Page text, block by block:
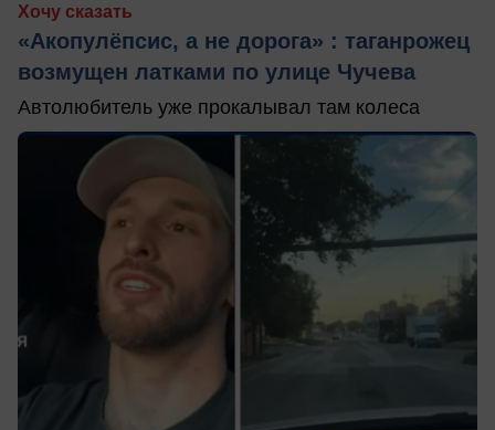
Хочу сказать
«Акопулёпсис, а не дорога» : таганрожец
возмущен латками по улице Чучева
Автолюбитель уже прокалывал там колеса